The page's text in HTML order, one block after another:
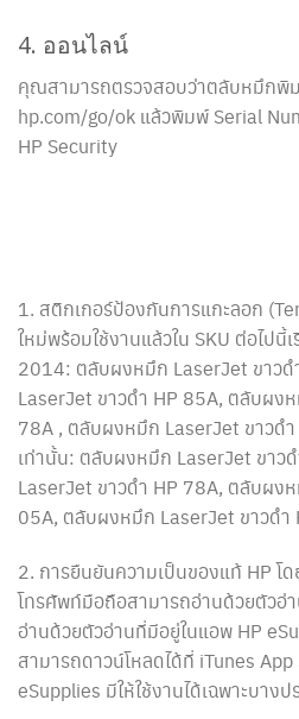
4. ออนไลน์
คุณสามารถตรวจสอบว่าตลับหมึกพิม
hp.com/go/ok แล้วพิมพ์ Serial
HP Security
1. สติกเกอร์ป้องกันการแกะลอก
ใหม่พร้อมใช้งานแล้วใน SKU ต่อไปนี้
2014: ตลับผงหมึก LaserJet ขาว
LaserJet ขาวดำ HP 85A, ตลับผง
78A , ตลับผงหมึก LaserJet ขาวดำ
เท่านั้น: ตลับผงหมึก LaserJet ขาว
LaserJet ขาวดำ HP 78A, ตลับผง
05A, ตลับผงหมึก LaserJet ขาวดำ
2. การยืนยันความเป็นของแท้ HP โ
โทรศัพท์มือถือสามารถอ่านด้วยตัวอ่
อ่านด้วยตัวอ่านที่มีอยู่ในแอพ HP
สามารถดาวน์โหลดได้ที่ iTunes
eSupplies มีให้ใช้งานได้เฉพาะบาง